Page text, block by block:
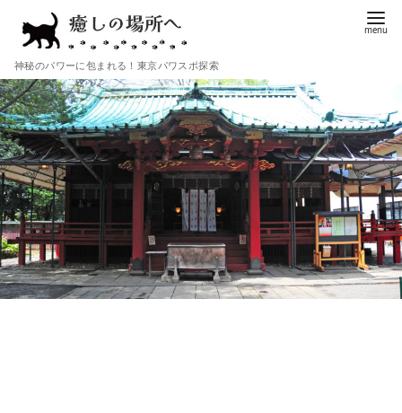
ン
ツ
へ
移
動
神秘のパワーに包まれる！東京パワスポ探索